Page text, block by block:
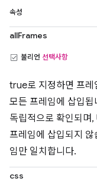
속성
allFrames
불리언 선택사항
true로 지정하면 프레
모든 프레임에 삽입
독립적으로 확인되며
프레임에 삽입되지
임만 일치합니다.
css